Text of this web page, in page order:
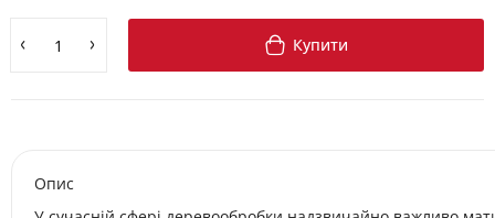
Купити
Опис